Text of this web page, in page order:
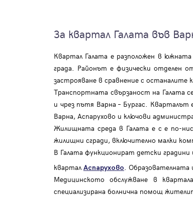
За квартал Галата във
Квартал Галата е разположен в
града. Районът е физически отделен
застрояване в сравнение с останалите
Транспортната свързаност на Галата
и чрез пътя Варна – Бургас.
Варна, Аспарухово и ключови
Жилищната среда в Галата е с е по-
жилищни сгради, включително малки
В Галата функционират детски
квартал Аспарухово .
Медицинското обслужване в
специализирана болнична помощ